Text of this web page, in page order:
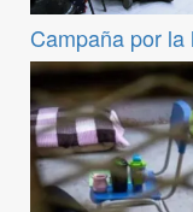
Campaña por